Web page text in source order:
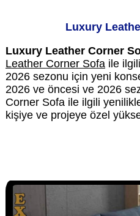
Luxury
Luxury Leather Corner
Leather Corner Sofaile ilgili
2026 sezonu için yeni
2026 ve öncesi ve 2026
Corner Sofa ile ilgili
kişiye ve projeye özel